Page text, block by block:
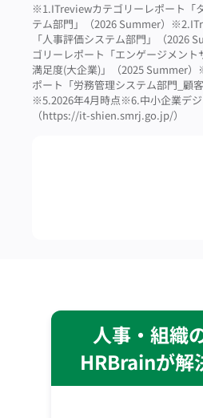
※1.ITreviewカテゴリーレポート「
テム部門」（2026 Summer）
「人事評価システム部門」（2026
ゴリーレポート「エンゲージメン
満足度(大企業)」（2025 Summer）
ポート「労務管理システム部門_顧
※5.2026年4月時点※6.中小企業デ
（https://it-shien.smrj.go.jp/）
人事・組織
HRBrainが解